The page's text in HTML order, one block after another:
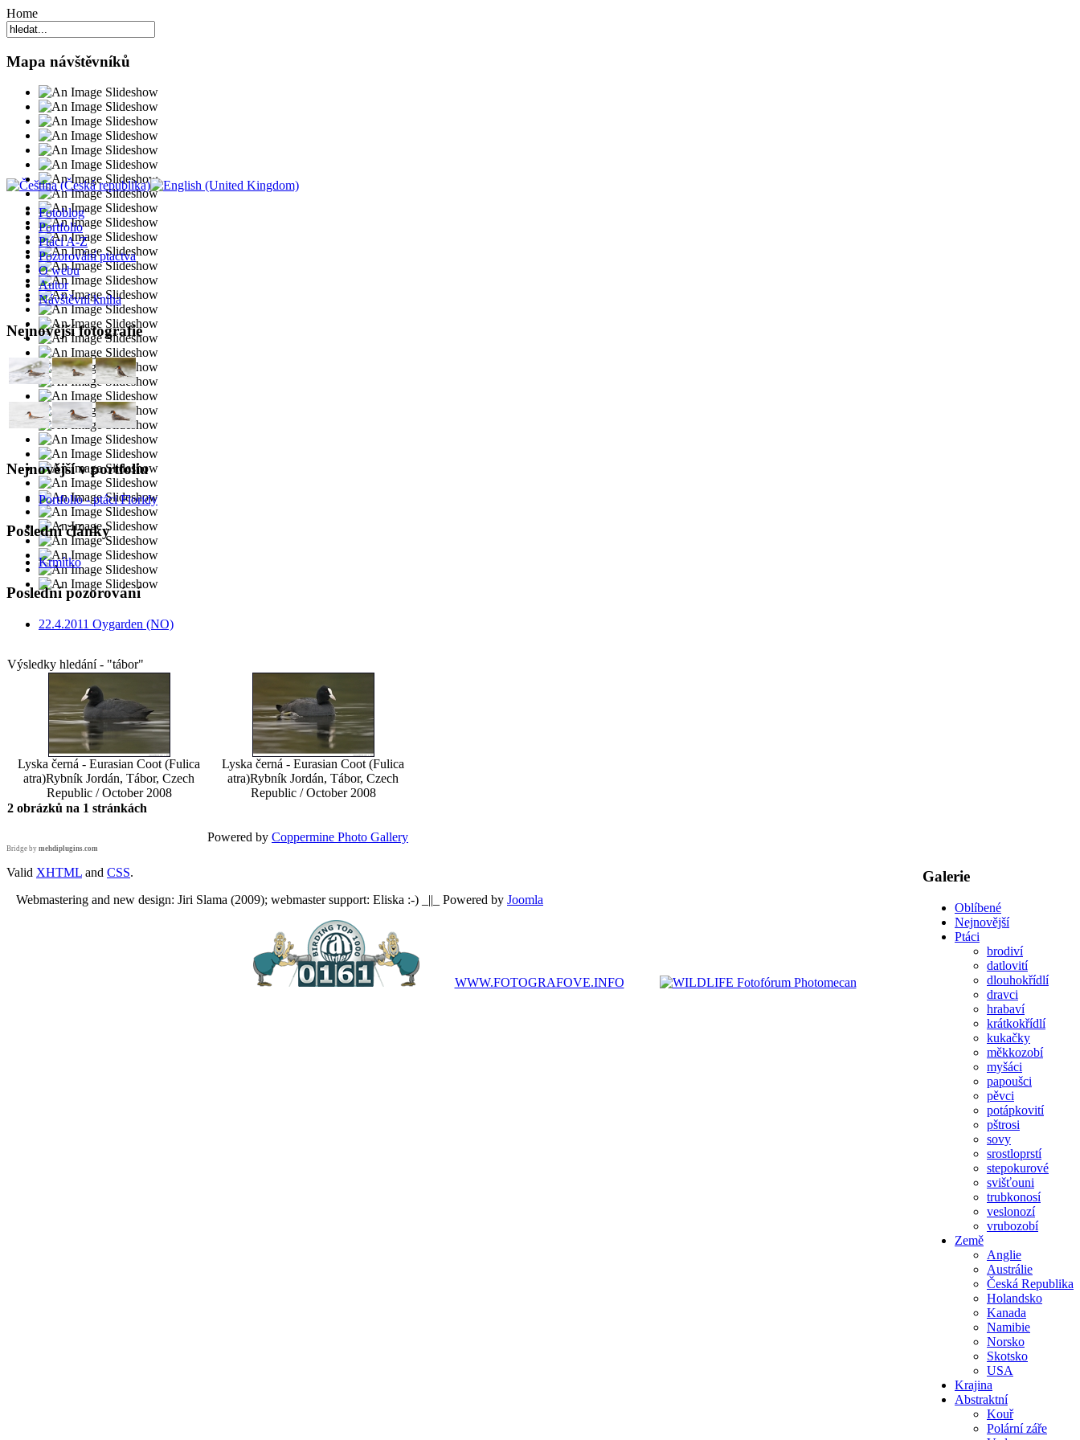
Home
Mapa návštěvníků
Fotoblog
Portfolio
Ptáci A-Z
Pozorování ptactva
O webu
Autor
Návštěvní kniha
Nejnovější fotografie
Nejnovější v portfoliu
Portfolio - ptáci Floridy
Poslední články
Krmítko
Poslední pozorování
22.4.2011 Oygarden (NO)
Výsledky hledání - "tábor"
Lyska černá - Eurasian Coot (Fulica
atra)Rybník Jordán, Tábor, Czech
Republic / October 2008
Lyska černá - Eurasian Coot (Fulica
atra)Rybník Jordán, Tábor, Czech
Republic / October 2008
2 obrázků na 1 stránkách
Powered by Coppermine Photo Gallery
Bridge by mehdiplugins.com
Galerie
Oblíbené
Nejnovější
Ptáci
brodiví
datlovití
dlouhokřídlí
dravci
hrabaví
krátkokřídlí
kukačky
měkkozobí
myšáci
papoušci
pěvci
potápkovití
pštrosi
sovy
srostloprstí
stepokurové
svišťouni
trubkonosí
veslonozí
vrubozobí
Země
Anglie
Austrálie
Česká Republika
Holandsko
Kanada
Namibie
Norsko
Skotsko
USA
Krajina
Abstraktní
Kouř
Polární záře
Valid XHTML and CSS.
Webmastering and new design: Jiri Slama (2009); webmaster support: Eliska :-) _||_ Powered by Joomla
WWW.FOTOGRAFOVE.INFO